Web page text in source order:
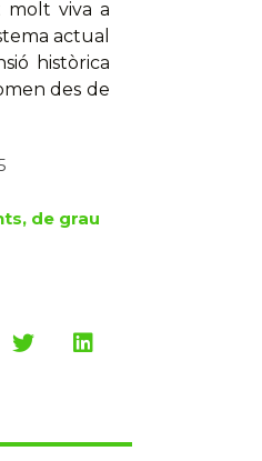
molt viva a
actual
històrica
des de
de grau